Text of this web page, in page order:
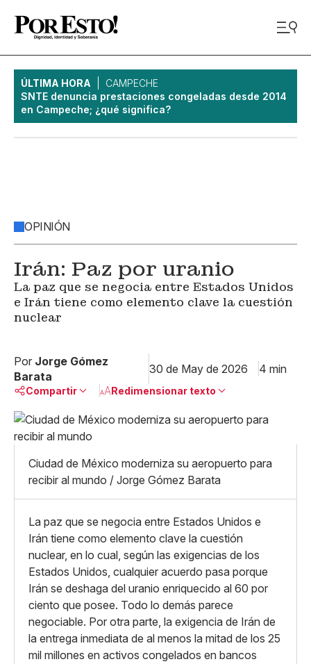
ÚLTIMA HORA
CAMPECHE
SNTE denuncia prestaciones congeladas desde 2014
en Campeche; ¿qué significa?
OPINIÓN
Irán: Paz por uranio
La paz que se negocia entre Estados Unidos
e Irán tiene como elemento clave la cuestión
nuclear
Por Jorge Gómez
Barata
30 de May de 2026 4 min
Compartir
Linkedin
X
Whatsapp
Copiar enlace
Redimensionar texto
Grande
Ciudad de México moderniza su aeropuerto para
recibir al mundo / Jorge Gómez Barata
La paz que se negocia entre Estados Unidos e
Irán tiene como elemento clave la cuestión
nuclear, en lo cual, según las exigencias de los
Estados Unidos, cualquier acuerdo pasa porque
Irán se deshaga del uranio enriquecido al 60 por
ciento que posee. Todo lo demás parece
negociable. Por otra parte, la exigencia de Irán de
la entrega inmediata de al menos la mitad de los 25
mil millones en activos congelados en bancos